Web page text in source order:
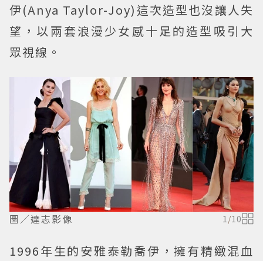
伊(Anya Taylor-Joy)這次造型也沒讓人失
望，以兩套浪漫少女感十足的造型吸引大
眾視線。
圖／達志影像 1 /10
1996年生的安雅泰勒喬伊，擁有精緻混血